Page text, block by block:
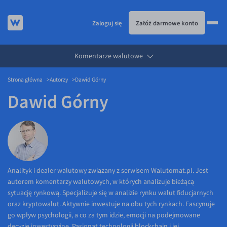
KURSY WALUT
Kursy walut
EUR/PLN
CHF/PLN
GBP/PLN
CZK/PLN
DKK/PLN
NOK/PLN
SEK/PLN
KARTA WIELOWALUTOWA
Karta wielowalutowa
PRZELEWY ZAGRANICZNE
DLA FIRM
Dla firm
API dla biznesu
Partnerstwa
Walutomat Business
Program Afiliacyjny
JAK TO DZIAŁA
Jak to działa
Prowizje i rabaty
Metody płatności
Banki i przelewy
BLOG
Blog
Aktualności
Komentarze walutowe
Zaloguj się Załóż darmowe konto
Komentarze walutowe
Strona główna Autorzy Dawid Górny
Dawid Górny
Analityk i dealer walutowy związany z serwisem Walutomat.pl. Jest
autorem komentarzy walutowych, w których analizuje bieżącą
sytuację rynkową. Specjalizuje się w analizie rynku walut fiducjarnych
oraz kryptowalut. Aktywnie inwestuje na obu tych rynkach. Fascynuje
go wpływ psychologii, a co za tym idzie, emocji na podejmowane